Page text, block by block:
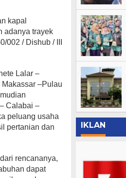
kapal
adanya trayek
002 / Dishub / III
Lalar –
–Pulau
Calabai –
peluang usaha
pertanian dan
rencananya,
dapat
IKLAN